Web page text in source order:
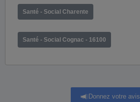
Santé - Social Charente
Santé - Social Cognac - 16100
Donnez votre avis